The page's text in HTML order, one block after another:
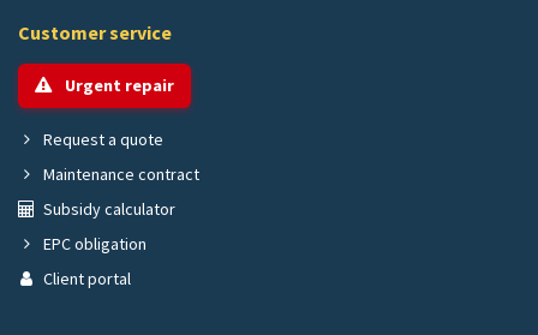
Customer service
Urgent repair
Request a quote
Maintenance contract
Subsidy calculator
EPC obligation
Client portal